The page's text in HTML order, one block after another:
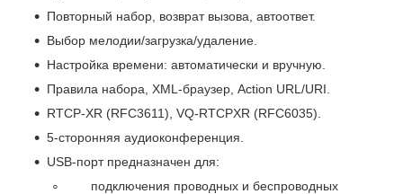
Повторный набор, возврат вызова, автоответ.
Выбор мелодии/загрузка/удаление.
Настройка времени: автоматически и вручную.
Правила набора, XML-браузер, Action URL/URI.
RTCP-XR (RFC3611), VQ-RTCPXR (RFC6035).
5-сторонняя аудиоконференция.
USB-порт предназначен для:
подключения проводных и беспроводных